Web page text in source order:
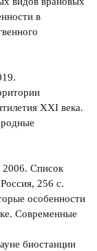
в
XXI века.
Список
256 с.
особенности
Современные
биостанции